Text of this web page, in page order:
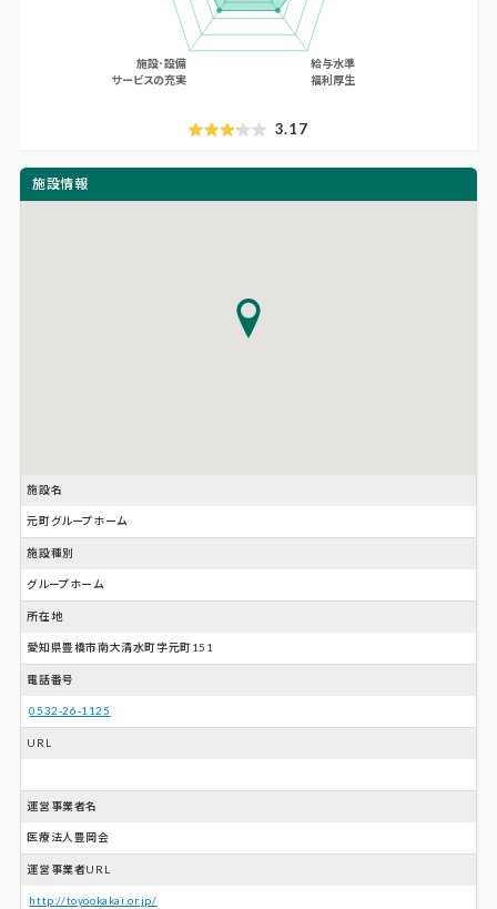
3.17
施設情報
施設名
元町グループホーム
施設種別
グループホーム
所在地
愛知県豊橋市南大清水町字元町151
電話番号
0532-26-1125
URL
運営事業者名
医療法人豊岡会
運営事業者URL
http://toyookakai.or.jp/